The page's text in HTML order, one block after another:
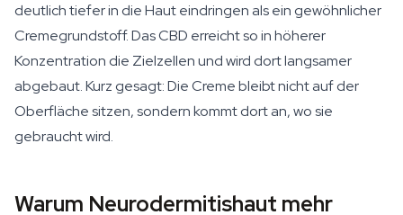
deutlich tiefer in die Haut eindringen als ein gewöhnlicher
Cremegrundstoff. Das CBD erreicht so in höherer
Konzentration die Zielzellen und wird dort langsamer
abgebaut. Kurz gesagt: Die Creme bleibt nicht auf der
Oberfläche sitzen, sondern kommt dort an, wo sie
gebraucht wird.
Warum Neurodermitishaut mehr